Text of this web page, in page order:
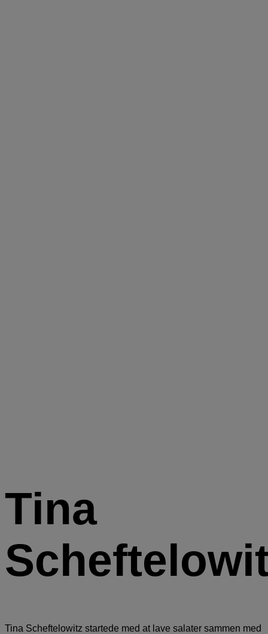
Tina
Tina Scheftelowitz startede med at lave salater sammen med